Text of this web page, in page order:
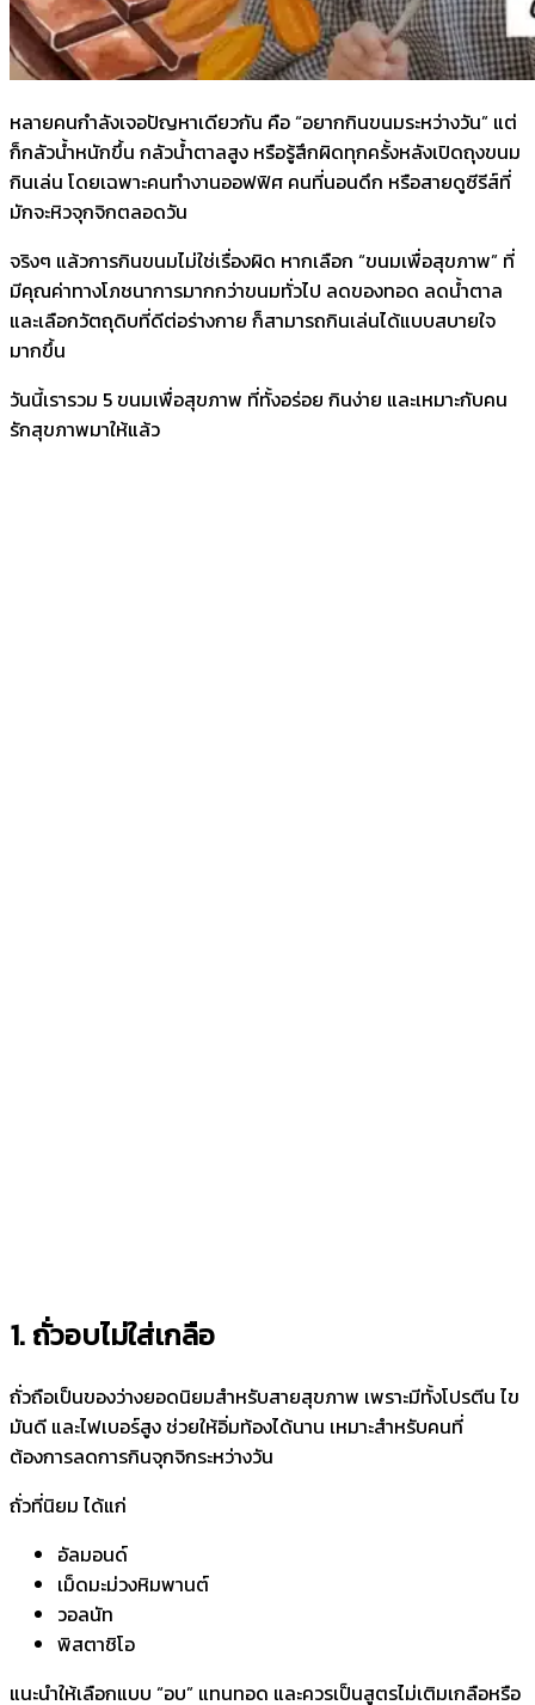
หลายคนกำลังเจอปัญหาเดียวกัน คือ “อยากกินขนมระหว่างวัน” แต่
ก็กลัวน้ำหนักขึ้น กลัวน้ำตาลสูง หรือรู้สึกผิดทุกครั้งหลังเปิดถุงขนม
กินเล่น โดยเฉพาะคนทำงานออฟฟิศ คนที่นอนดึก หรือสายดูซีรีส์ที่
มักจะหิวจุกจิกตลอดวัน
จริงๆ แล้วการกินขนมไม่ใช่เรื่องผิด หากเลือก “ขนมเพื่อสุขภาพ” ที่
มีคุณค่าทางโภชนาการมากกว่าขนมทั่วไป ลดของทอด ลดน้ำตาล
และเลือกวัตถุดิบที่ดีต่อร่างกาย ก็สามารถกินเล่นได้แบบสบายใจ
มากขึ้น
วันนี้เรารวม 5 ขนมเพื่อสุขภาพ ที่ทั้งอร่อย กินง่าย และเหมาะกับคน
รักสุขภาพมาให้แล้ว
1. ถั่วอบไม่ใส่เกลือ
ถั่วถือเป็นของว่างยอดนิยมสำหรับสายสุขภาพ เพราะมีทั้งโปรตีน ไข
มันดี และไฟเบอร์สูง ช่วยให้อิ่มท้องได้นาน เหมาะสำหรับคนที่
ต้องการลดการกินจุกจิกระหว่างวัน
ถั่วที่นิยม ได้แก่
อัลมอนด์
เม็ดมะม่วงหิมพานต์
วอลนัท
พิสตาชิโอ
แนะนำให้เลือกแบบ “อบ” แทนทอด และควรเป็นสูตรไม่เติมเกลือหรือ